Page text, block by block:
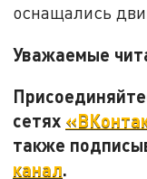
оснащались
Уважаемые
сетях
также
канал.